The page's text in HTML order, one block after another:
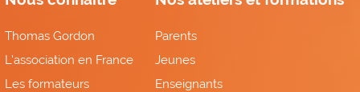
Parents
Jeunes
Enseignants
Thomas Gordon
L'association en France
Les formateurs